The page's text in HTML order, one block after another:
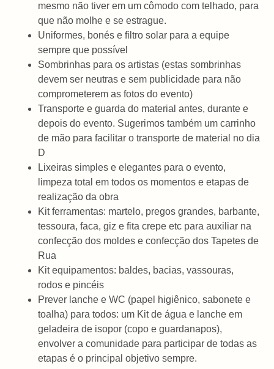
mesmo não tiver em um cômodo com telhado, para
que não molhe e se estrague.
Uniformes, bonés e filtro solar para a equipe
sempre que possível
Sombrinhas para os artistas (estas sombrinhas
devem ser neutras e sem publicidade para não
comprometerem as fotos do evento)
Transporte e guarda do material antes, durante e
depois do evento. Sugerimos também um carrinho
de mão para facilitar o transporte de material no dia
D
Lixeiras simples e elegantes para o evento,
limpeza total em todos os momentos e etapas de
realização da obra
Kit ferramentas: martelo, pregos grandes, barbante,
tessoura, faca, giz e fita crepe etc para auxiliar na
confecção dos moldes e confecção dos Tapetes de
Rua
Kit equipamentos: baldes, bacias, vassouras,
rodos e pincéis
Prever lanche e WC (papel higiênico, sabonete e
toalha) para todos: um Kit de água e lanche em
geladeira de isopor (copo e guardanapos),
envolver a comunidade para participar de todas as
etapas é o principal objetivo sempre.